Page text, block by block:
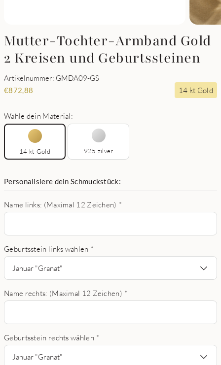
Mutter-Tochter-Armband Gold
2 Kreisen und Geburtssteinen
Artikelnummer: GMDA09-GS
€872,88 14 kt Gold
Wähle dein Material:
14 kt Gold 925 zilver
Personalisiere dein Schmuckstück:
Name links: (Maximal 12 Zeichen) *
Geburtsstein links wählen *
Januar "Granat"
Name rechts: (Maximal 12 Zeichen) *
Geburtsstein rechts wählen *
Januar "Granat"